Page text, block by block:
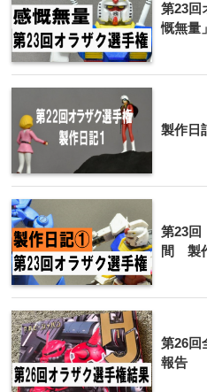
第23回
慨無量」
製作日
第23
間 製
第26回
報告